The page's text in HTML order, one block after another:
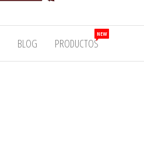
BLOG PRODUCTOS
NEW